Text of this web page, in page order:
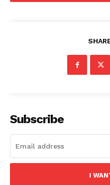
Subscribe
I